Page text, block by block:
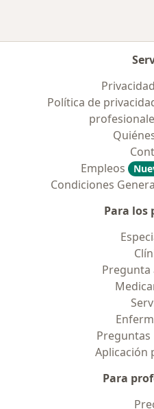
Política de
Empleos
Condiciones
Para los
Pregunta
Preguntas
Aplicación
Para